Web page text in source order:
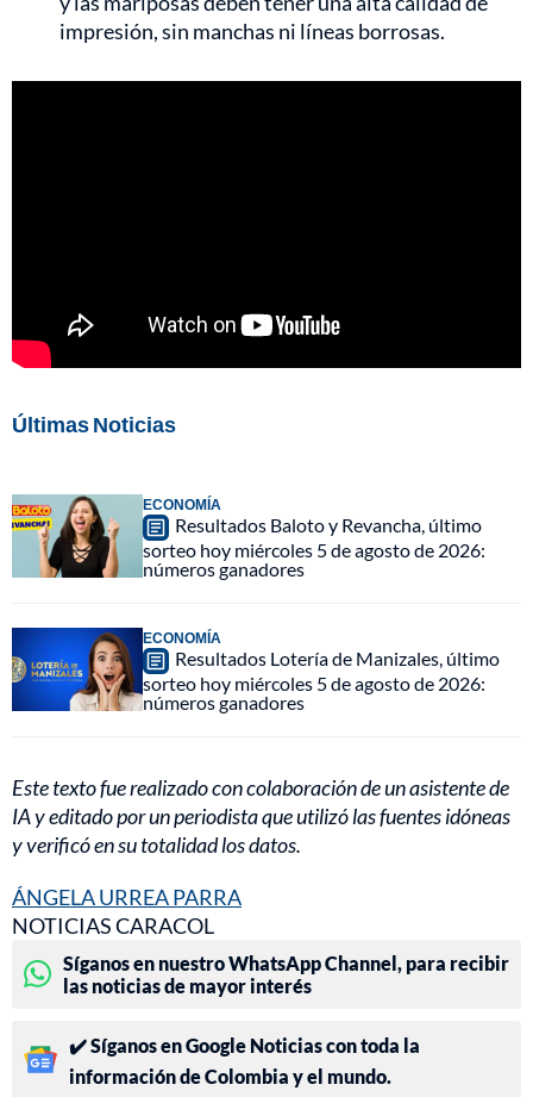
impresión, sin manchas ni líneas borrosas.
Últimas Noticias
ECONOMÍA
Resultados Baloto y Revancha, último
sorteo hoy miércoles 5 de agosto de 2026:
números ganadores
ECONOMÍA
Resultados Lotería de Manizales, último
sorteo hoy miércoles 5 de agosto de 2026:
números ganadores
Este texto fue realizado con colaboración de un asistente de
IA y editado por un periodista que utilizó las fuentes idóneas
y verificó en su totalidad los datos.
ÁNGELA URREA PARRA
NOTICIAS CARACOL
Síganos en nuestro WhatsApp Channel, para recibir
las noticias de mayor interés
✔️ Síganos en Google Noticias con toda la
información de Colombia y el mundo.